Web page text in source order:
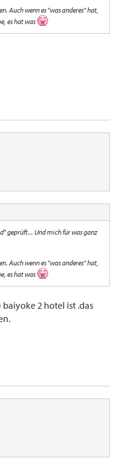
Auch wenn es "was anderes" hat,
es hat was
geprüft... Und mich für was ganz
Auch wenn es "was anderes" hat,
es hat was
baiyoke 2 hotel ist .das